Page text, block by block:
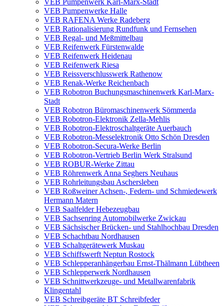
VEB Pumpenwerk Karl-Marx-Stadt
VEB Pumpenwerke Halle
VEB RAFENA Werke Radeberg
VEB Rationalisierung Rundfunk und Fernsehen
VEB Regal- und Meßmittelbau
VEB Reifenwerk Fürstenwalde
VEB Reifenwerk Heidenau
VEB Reifenwerk Riesa
VEB Reissverschlusswerk Rathenow
VEB Renak-Werke Reichenbach
VEB Robotron Buchungsmaschinenwerk Karl-Marx-
Stadt
VEB Robotron Büromaschinenwerk Sömmerda
VEB Robotron-Elektronik Zella-Mehlis
VEB Robotron-Elektroschaltgeräte Auerbauch
VEB Robotron-Messelektronik Otto Schön Dresden
VEB Robotron-Secura-Werke Berlin
VEB Robotron-Vertrieb Berlin Werk Stralsund
VEB ROBUR-Werke Zittau
VEB Röhrenwerk Anna Seghers Neuhaus
VEB Rohrleitungsbau Aschersleben
VEB Roßweiner Achsen-, Federn- und Schmiedewerk
Hermann Matern
VEB Saalfelder Hebezeugbau
VEB Sachsenring Automobilwerke Zwickau
VEB Sächsischer Brücken- und Stahlhochbau Dresden
VEB Schachtbau Nordhausen
VEB Schaltgerätewerk Muskau
VEB Schiffswerft Neptun Rostock
VEB Schlepperanhängerbau Ernst-Thälmann Lübtheen
VEB Schlepperwerk Nordhausen
VEB Schnittwerkzeuge- und Metallwarenfabrik
Klingentahl
VEB Schreibgeräte BT Schreibfeder